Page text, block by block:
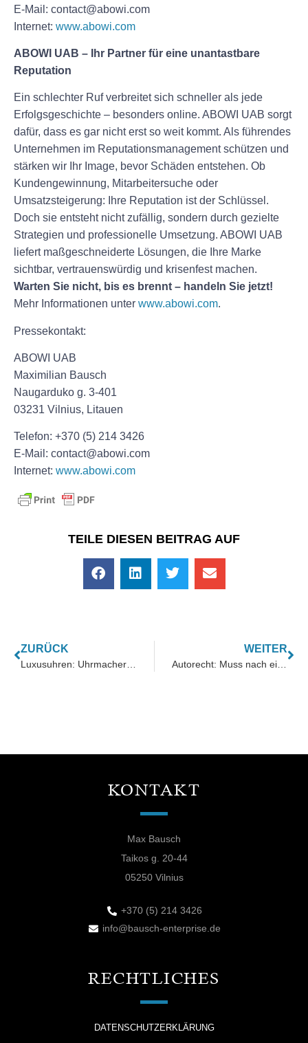
E-Mail: contact@abowi.com
Internet: www.abowi.com
ABOWI UAB – Ihr Partner für eine unantastbare
Reputation
Ein schlechter Ruf verbreitet sich schneller als jede
Erfolgsgeschichte – besonders online. ABOWI UAB sorgt
dafür, dass es gar nicht erst so weit kommt. Als führendes
Unternehmen im Reputationsmanagement schützen und
stärken wir Ihr Image, bevor Schäden entstehen. Ob
Kundengewinnung, Mitarbeitersuche oder
Umsatzsteigerung: Ihre Reputation ist der Schlüssel.
Doch sie entsteht nicht zufällig, sondern durch gezielte
Strategien und professionelle Umsetzung. ABOWI UAB
liefert maßgeschneiderte Lösungen, die Ihre Marke
sichtbar, vertrauenswürdig und krisenfest machen.
Warten Sie nicht, bis es brennt – handeln Sie jetzt!
Mehr Informationen unter www.abowi.com.
Pressekontakt:
ABOWI UAB
Maximilian Bausch
Naugarduko g. 3-401
03231 Vilnius, Litauen
Telefon: +370 (5) 214 3426
E-Mail: contact@abowi.com
Internet: www.abowi.com
TEILE DIESEN BEITRAG AUF
ZURÜCK WEITER
Autorecht: Muss nach einem Unfall immer repariert werden?
KONTAKT
Max Bausch
Taikos g. 20-44
05250 Vilnius
+370 (5) 214 3426
info@bausch-enterprise.de
RECHTLICHES
DATENSCHUTZERKLÄRUNG